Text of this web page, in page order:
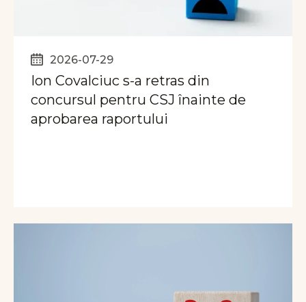
2026-07-29
Ion Covalciuc s-a retras din
concursul pentru CSJ înainte de
aprobarea raportului